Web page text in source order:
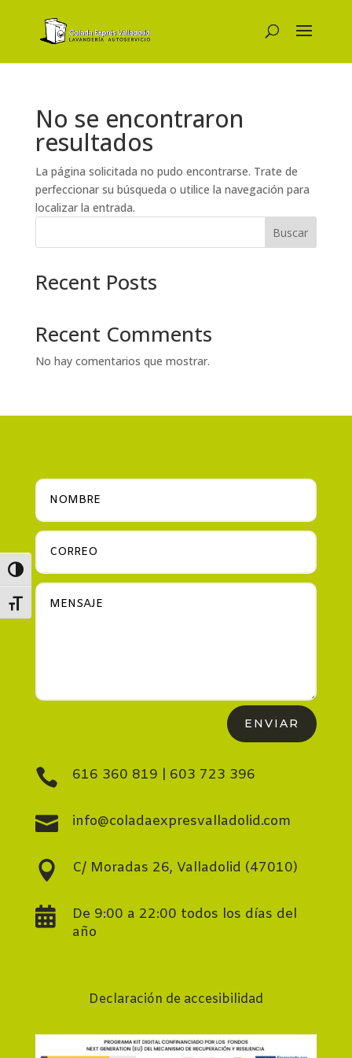
Alternar alto contraste
Alternar tamaño de letra
No se encontraron
resultados
La página solicitada no pudo encontrarse. Trate de
perfeccionar su búsqueda o utilice la navegación para
localizar la entrada.
Buscar
Recent Posts
Recent Comments
No hay comentarios que mostrar.
ENVIAR
 616 360 819 603 723 396
 info@coladaexpresvalladolid.com
 C/ Moradas 26, Valladolid (47010)

De 9:00 a 22:00 todos los días del
año
Declaración de accesibilidad